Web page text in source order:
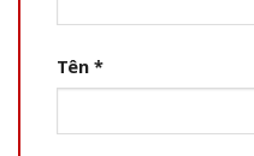
Tên *